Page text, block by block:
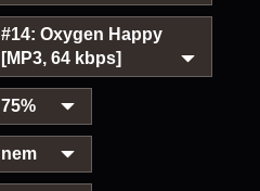
#14: Oxygen Happy
[MP3, 64 kbps]
75%
nem